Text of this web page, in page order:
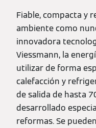
Fiable, compacta y
ambiente como
innovadora
Viessmann, la
utilizar de forma
calefacción y
de salida de hasta
desarrollado
reformas. Se